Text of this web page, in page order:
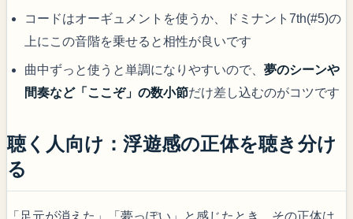
コードはオーギュメントを使うか、ドミナント7th(#5)の
上にこの音階を乗せると相性が良いです
曲中ずっと使うと単調になりやすいので、 夢のシーンや
間奏など「ここぞ」の数小節だけ差し込むのがコツです
聴く人向け：浮遊感の正体を聴き分け
る